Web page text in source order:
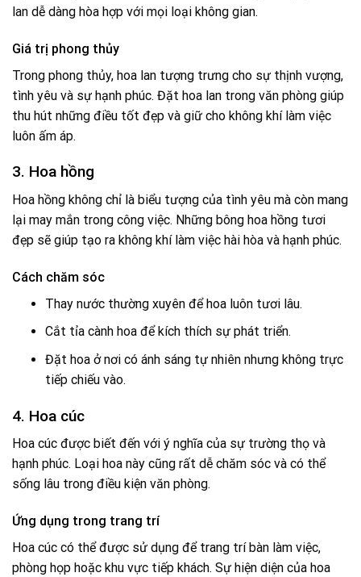
lan dễ dàng hòa hợp với mọi loại không gian.
Giá trị phong thủy
Trong phong thủy, hoa lan tượng trưng cho sự thịnh vượng,
tình yêu và sự hạnh phúc. Đặt hoa lan trong văn phòng giúp
thu hút những điều tốt đẹp và giữ cho không khí làm việc
luôn ấm áp.
3. Hoa hồng
Hoa hồng không chỉ là biểu tượng của tình yêu mà còn mang
lại may mắn trong công việc. Những bông hoa hồng tươi
đẹp sẽ giúp tạo ra không khí làm việc hài hòa và hạnh phúc.
Cách chăm sóc
Thay nước thường xuyên để hoa luôn tươi lâu.
Cắt tỉa cành hoa để kích thích sự phát triển.
Đặt hoa ở nơi có ánh sáng tự nhiên nhưng không trực
tiếp chiếu vào.
4. Hoa cúc
Hoa cúc được biết đến với ý nghĩa của sự trường thọ và
hạnh phúc. Loại hoa này cũng rất dễ chăm sóc và có thể
sống lâu trong điều kiện văn phòng.
Ứng dụng trong trang trí
Hoa cúc có thể được sử dụng để trang trí bàn làm việc,
phòng họp hoặc khu vực tiếp khách. Sự hiện diện của hoa